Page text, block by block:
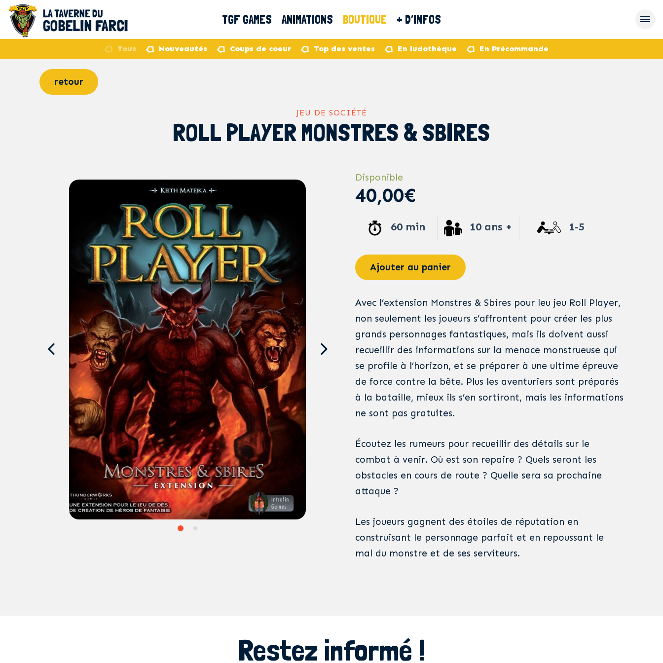
TGF GAMES ANIMATIONS BOUTIQUE + D’INFOS
Tous Nouveautés Coups de coeur Top des ventes En ludothèque En Précommande
retour
JEU DE SOCIÉTÉ
ROLL PLAYER MONSTRES & SBIRES
Disponible
40,00€
60 min 10 ans + 1-5
Ajouter au panier
Avec l’extension Monstres & Sbires pour leu jeu Roll Player,
non seulement les joueurs s’affrontent pour créer les plus
grands personnages fantastiques, mais ils doivent aussi
recueillir des informations sur la menace monstrueuse qui
se profile à l’horizon, et se préparer à une ultime épreuve
de force contre la bête. Plus les aventuriers sont préparés
à la bataille, mieux ils s’en sortiront, mais les informations
ne sont pas gratuites.
Écoutez les rumeurs pour recueillir des détails sur le
combat à venir. Où est son repaire ? Quels seront les
obstacles en cours de route ? Quelle sera sa prochaine
attaque ?
Les joueurs gagnent des étoiles de réputation en
construisant le personnage parfait et en repoussant le
mal du monstre et de ses serviteurs.
Restez informé !